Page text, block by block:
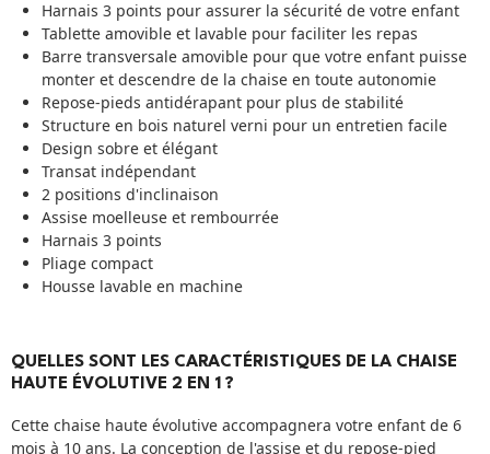
Harnais 3 points pour assurer la sécurité de votre enfant
Tablette amovible et lavable pour faciliter les repas
Barre transversale amovible pour que votre enfant puisse
monter et descendre de la chaise en toute autonomie
Repose-pieds antidérapant pour plus de stabilité
Structure en bois naturel verni pour un entretien facile
Design sobre et élégant
Transat indépendant
2 positions d'inclinaison
Assise moelleuse et rembourrée
Harnais 3 points
Pliage compact
Housse lavable en machine
QUELLES SONT LES CARACTÉRISTIQUES DE LA CHAISE
HAUTE ÉVOLUTIVE 2 EN 1 ?
Cette chaise haute évolutive accompagnera votre enfant de 6
mois à 10 ans. La conception de l'assise et du repose-pied